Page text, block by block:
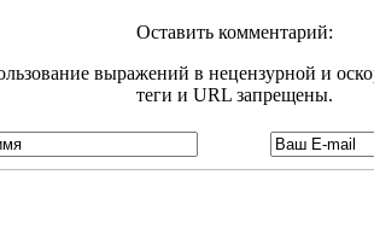
Оставить комментарий:
выражений в нецензурной и
теги и URL запрещены.